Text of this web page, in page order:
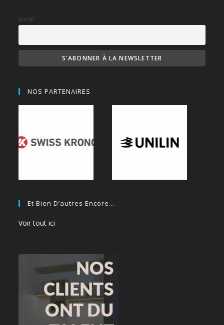
Email
NOS PARTENAIRES
Et Bien D’autres Encore…
Voir tout ici